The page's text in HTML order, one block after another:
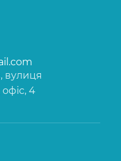
вулиця
4